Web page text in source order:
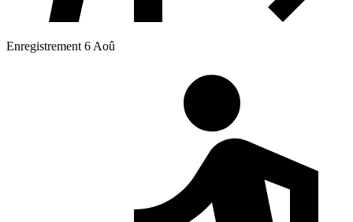
Enregistrement 6 Aoû